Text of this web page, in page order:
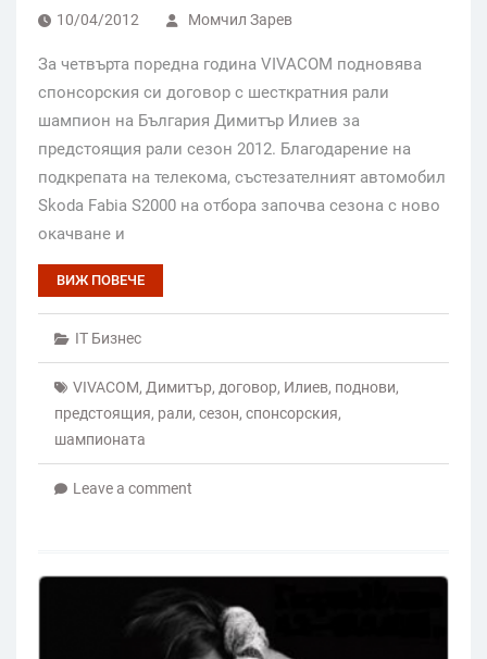
10/04/2012 Момчил Зарев
За четвърта поредна година VIVACOM подновява
спонсорския си договор с шесткратния рали
шампион на България Димитър Илиев за
предстоящия рали сезон 2012. Благодарение на
подкрепата на телекома, състезателният автомобил
Skoda Fabia S2000 на отбора започва сезона с ново
окачване и
ВИЖ ПОВЕЧЕ
IT Бизнес
VIVACOM, Димитър, договор, Илиев, поднови,
предстоящия, рали, сезон, спонсорския,
шампионата
Leave a comment